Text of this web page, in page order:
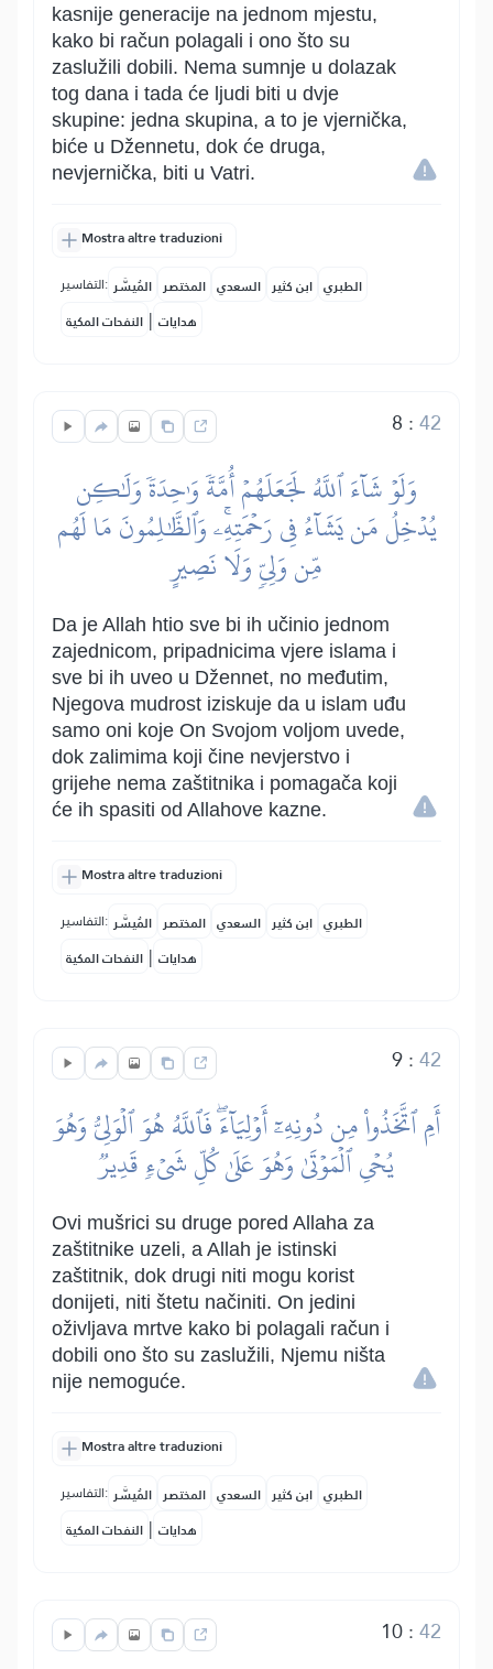
kasnije generacije na jednom mjestu,
kako bi račun polagali i ono što su
zaslužili dobili. Nema sumnje u dolazak
tog dana i tada će ljudi biti u dvje
skupine: jedna skupina, a to je vjernička,
biće u Džennetu, dok će druga,
nevjernička, biti u Vatri.
Mostra altre traduzioni
التفاسير: المُيسَّر المختصر السعدي ابن كثير الطبري
النفحات المكية | هدايات
8 :42
وَلَوۡ شَآءَ ٱللَّهُ لَجَعَلَهُمۡ أُمَّةٗ وَٰحِدَةٗ وَلَٰكِن
يُدۡخِلُ مَن يَشَآءُ فِي رَحۡمَتِهِۦۚ وَٱلظَّٰلِمُونَ مَا لَهُم
مِّن وَلِيّٖ وَلَا نَصِيرٍ
Da je Allah htio sve bi ih učinio jednom
zajednicom, pripadnicima vjere islama i
sve bi ih uveo u Džennet, no međutim,
Njegova mudrost iziskuje da u islam uđu
samo oni koje On Svojom voljom uvede,
dok zalimima koji čine nevjerstvo i
grijehe nema zaštitnika i pomagača koji
će ih spasiti od Allahove kazne.
Mostra altre traduzioni
التفاسير: المُيسَّر المختصر السعدي ابن كثير الطبري
النفحات المكية | هدايات
9:42
أَمِ ٱتَّخَذُواْ مِن دُونِهِۦٓ أَوۡلِيَآءَۖ فَٱللَّهُ هُوَ ٱلۡوَلِيُّ وَهُوَ
يُحۡيِ ٱلۡمَوۡتَىٰ وَهُوَ عَلَىٰ كُلِّ شَيۡءٖ قَدِيرٞ
Ovi mušrici su druge pored Allaha za
zaštitnike uzeli, a Allah je istinski
zaštitnik, dok drugi niti mogu korist
donijeti, niti štetu načiniti. On jedini
oživljava mrtve kako bi polagali račun i
dobili ono što su zaslužili, Njemu ništa
nije nemoguće.
Mostra altre traduzioni
التفاسير: المُيسَّر المختصر السعدي ابن كثير الطبري
النفحات المكية | هدايات
10:42